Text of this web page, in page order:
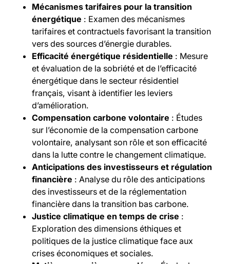
Mécanismes tarifaires pour la transition
énergétique : Examen des mécanismes
tarifaires et contractuels favorisant la transition
vers des sources d’énergie durables.
Efficacité énergétique résidentielle : Mesure
et évaluation de la sobriété et de l’efficacité
énergétique dans le secteur résidentiel
français, visant à identifier les leviers
d’amélioration.
Compensation carbone volontaire : Études
sur l’économie de la compensation carbone
volontaire, analysant son rôle et son efficacité
dans la lutte contre le changement climatique.
Anticipations des investisseurs et régulation
financière : Analyse du rôle des anticipations
des investisseurs et de la réglementation
financière dans la transition bas carbone.
Justice climatique en temps de crise :
Exploration des dimensions éthiques et
politiques de la justice climatique face aux
crises économiques et sociales.